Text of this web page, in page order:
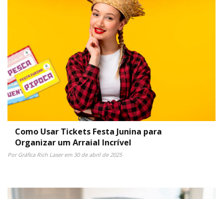
Como Usar Tickets Festa Junina para
Organizar um Arraial Incrível
Por Gráfica Rich Laser em 30 de abril de 2025